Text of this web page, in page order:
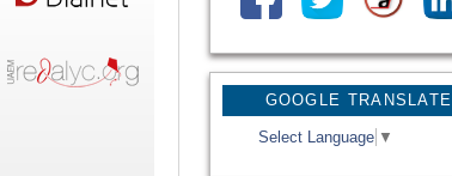
GOOGLE TRANSLATE
Select Language ▼